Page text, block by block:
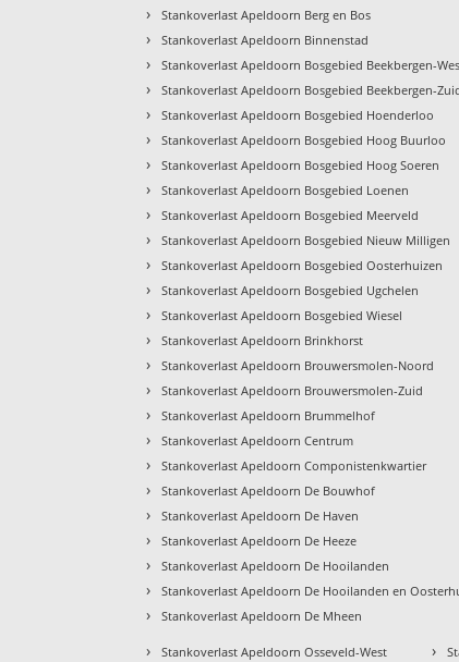
› Stankoverlast Apeldoorn Berg en Bos
› Stankoverlast Apeldoorn Binnenstad
› Stankoverlast Apeldoorn Bosgebied Beekbergen-
› Stankoverlast Apeldoorn Bosgebied Beekbergen-
› Stankoverlast Apeldoorn Bosgebied Hoenderloo
› Stankoverlast Apeldoorn Bosgebied Hoog Buurloo
› Stankoverlast Apeldoorn Bosgebied Hoog Soeren
› Stankoverlast Apeldoorn Bosgebied Loenen
› Stankoverlast Apeldoorn Bosgebied Meerveld
› Stankoverlast Apeldoorn Bosgebied Nieuw Milligen
› Stankoverlast Apeldoorn Bosgebied Oosterhuizen
› Stankoverlast Apeldoorn Bosgebied Ugchelen
› Stankoverlast Apeldoorn Bosgebied Wiesel
› Stankoverlast Apeldoorn Brinkhorst
› Stankoverlast Apeldoorn Brouwersmolen-Noord
› Stankoverlast Apeldoorn Brouwersmolen-Zuid
› Stankoverlast Apeldoorn Brummelhof
› Stankoverlast Apeldoorn Centrum
› Stankoverlast Apeldoorn Componistenkwartier
› Stankoverlast Apeldoorn De Bouwhof
› Stankoverlast Apeldoorn De Haven
› Stankoverlast Apeldoorn De Heeze
› Stankoverlast Apeldoorn De Hooilanden
› Stankoverlast Apeldoorn De Hooilanden en
› Stankoverlast Apeldoorn De Mheen
› Stankoverlast Apeldoorn Osseveld-West ›